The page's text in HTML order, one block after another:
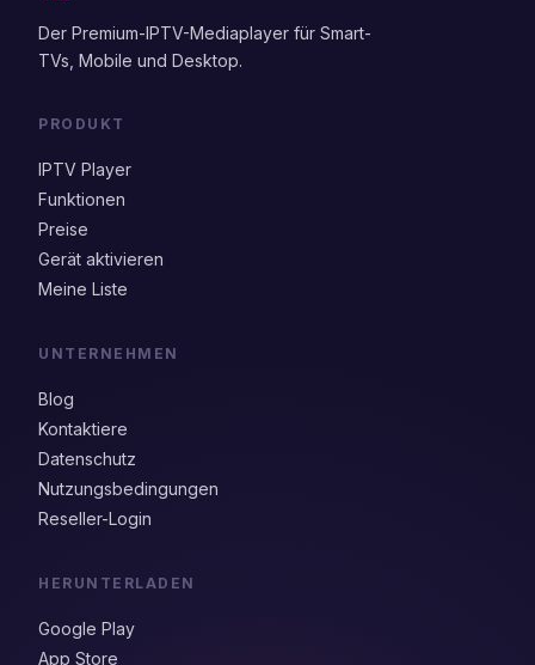
Der Premium-IPTV-Mediaplayer für Smart-
TVs, Mobile und Desktop.
PRODUKT
IPTV Player
Funktionen
Preise
Gerät aktivieren
Meine Liste
UNTERNEHMEN
Blog
Kontaktiere
Datenschutz
Nutzungsbedingungen
Reseller-Login
HERUNTERLADEN
Google Play
App Store